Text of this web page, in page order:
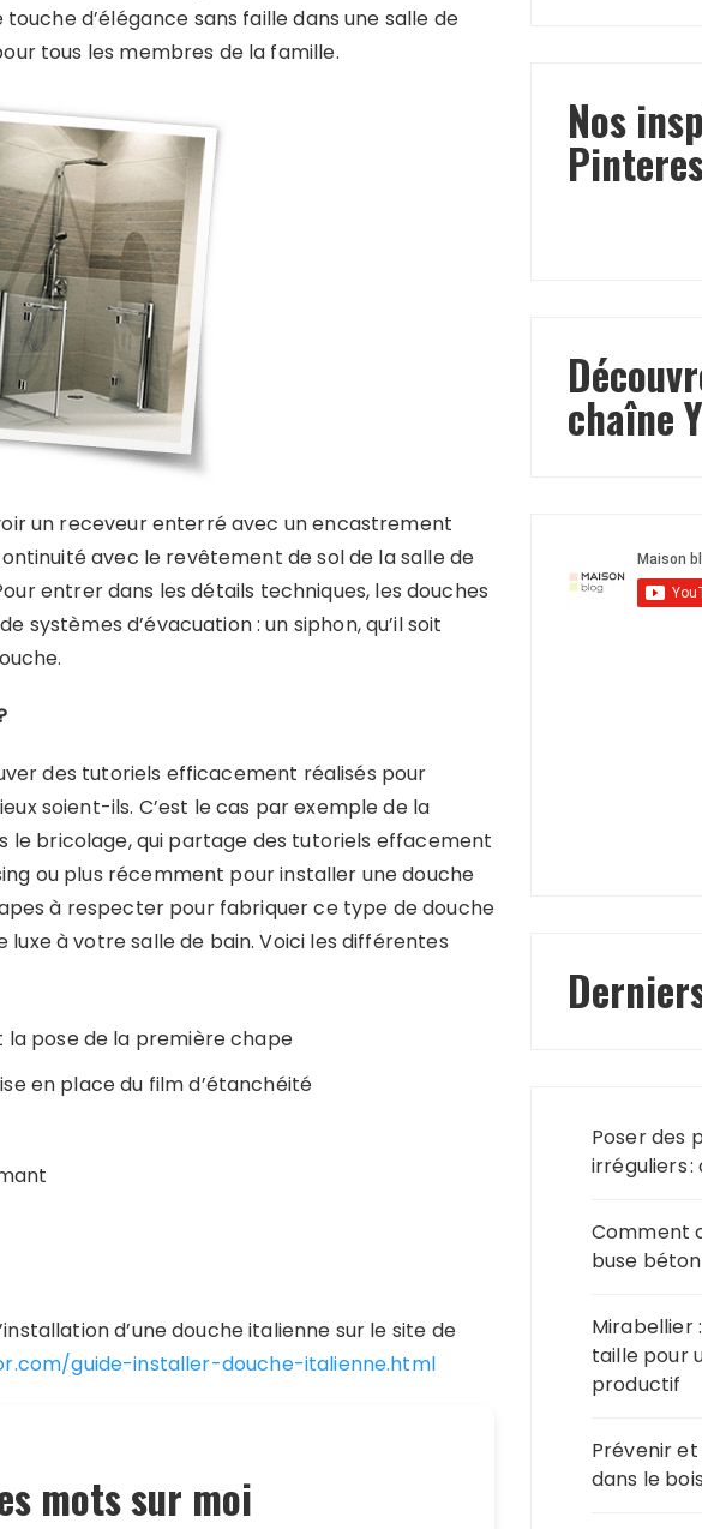
d’élégance sans faille dans une salle de
tous les membres de la famille.
un receveur enterré avec un encastrement
avec le revêtement de sol de la salle de
entrer dans les détails techniques, les douches
systèmes d’évacuation : un siphon, qu’il soit
des tutoriels efficacement réalisés pour
soient-ils. C’est le cas par exemple de la
le bricolage, qui partage des tutoriels effacement
ou plus récemment pour installer une douche
à respecter pour fabriquer ce type de douche
à votre salle de bain. Voici les différentes
pose de la première chape
en place du film d’étanchéité
d’une douche italienne sur le site de
guide-installer-douche-italienne.html
mots sur moi
Nos
chaîne
Poser des
irréguliers
Comment
buse
Mirabellier
taille pour
productif
Prévenir
dans le